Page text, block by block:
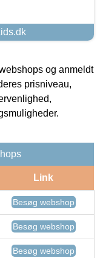
og anmeldt
prisniveau,
Link
Besøg webshop
Besøg webshop
Besøg webshop